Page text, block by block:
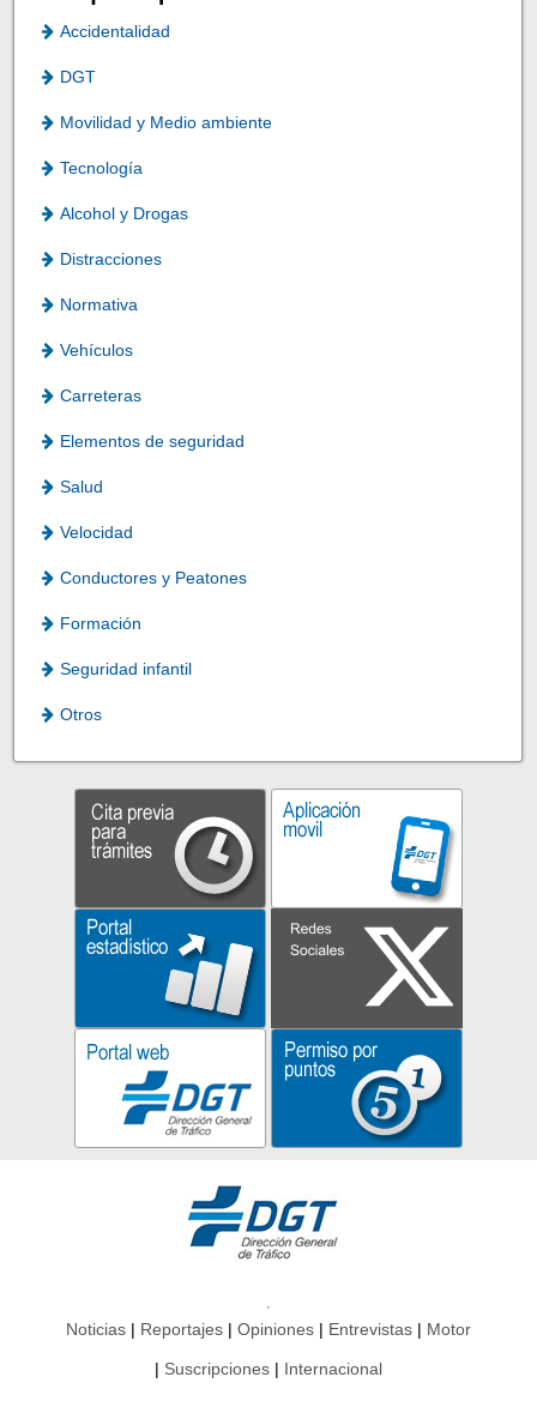
Accidentalidad
DGT
Movilidad y Medio ambiente
Tecnología
Alcohol y Drogas
Distracciones
Normativa
Vehículos
Carreteras
Elementos de seguridad
Salud
Velocidad
Conductores y Peatones
Formación
Seguridad infantil
Otros
Noticias Reportajes Opiniones Entrevistas Motor
Suscripciones Internacional